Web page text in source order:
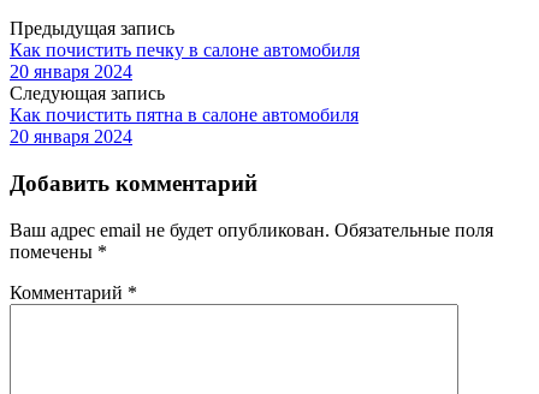
Предыдущая запись
Как почистить печку в салоне автомобиля
20 января 2024
Следующая запись
Как почистить пятна в салоне автомобиля
20 января 2024
Добавить комментарий
Ваш адрес email не будет опубликован. Обязательные поля
помечены *
Комментарий *